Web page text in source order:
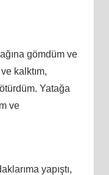
gömdüm ve
kalktım,
Yatağa
ve
yapıştı,